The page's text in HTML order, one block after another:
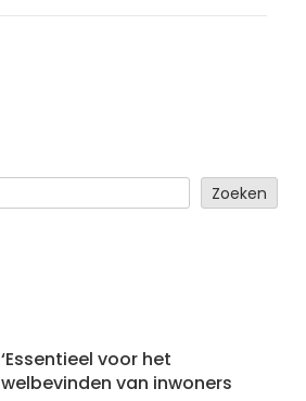
Zoeken
‘Essentieel voor het
welbevinden van inwoners